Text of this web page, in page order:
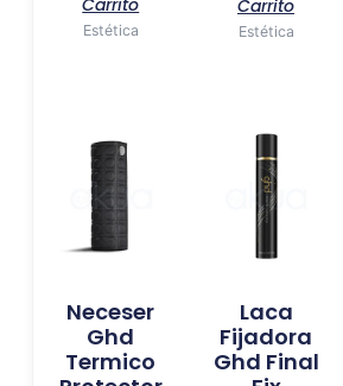
Estética
Carrito
Estética
Neceser
Ghd
Termico
Laca
Fijadora
Ghd Final